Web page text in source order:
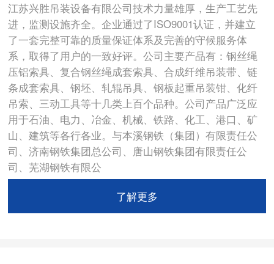
江苏兴胜吊装设备有限公司技术力量雄厚，生产工艺先
进，监测设施齐全。企业通过了ISO9001认证，并建立
了一套完整可靠的质量保证体系及完善的守候服务体
系，取得了用户的一致好评。公司主要产品有：钢丝绳
压铝索具、复合钢丝绳成套索具、合成纤维吊装带、链
条成套索具、钢坯、轧辊吊具、钢板起重吊装钳、化纤
吊索、三动工具等十几类上百个品种。公司产品广泛应
用于石油、电力、冶金、机械、铁路、化工、港口、矿
山、建筑等各行各业。与本溪钢铁（集团）有限责任公
司、济南钢铁集团总公司、唐山钢铁集团有限责任公
司、芜湖钢铁有限公
了解更多